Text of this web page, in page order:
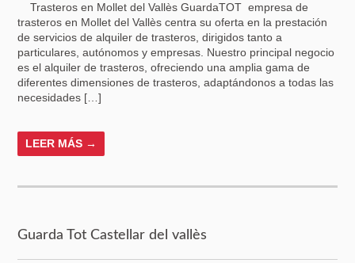
Trasteros en Mollet del Vallès GuardaTOT empresa de
trasteros en Mollet del Vallès centra su oferta en la prestación
de servicios de alquiler de trasteros, dirigidos tanto a
particulares, autónomos y empresas. Nuestro principal negocio
es el alquiler de trasteros, ofreciendo una amplia gama de
diferentes dimensiones de trasteros, adaptándonos a todas las
necesidades […]
LEER MÁS →
Guarda Tot Castellar del vallès